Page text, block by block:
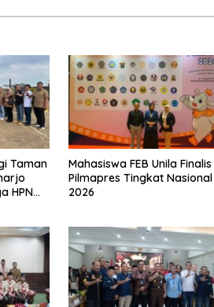
Taman
HPN
Mahasiswa FEB Unila Finalis
Pilmapres Tingkat Nasional
2026